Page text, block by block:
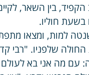
הקפיד, בין השאר,
חוליו.
למות, ומצאו
שלפניו. "רבי
עם מה אני בא